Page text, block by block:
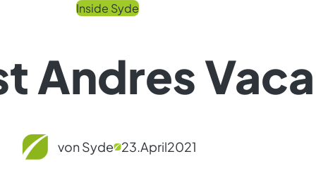
Inside Syde
Andres
von Syde 23.April2021